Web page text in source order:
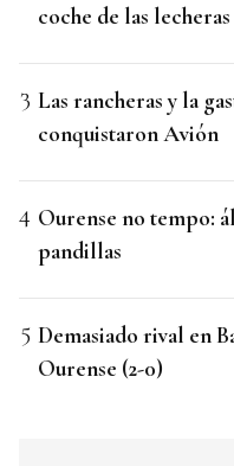
coche de las lecheras
Las rancheras y la
conquistaron Avión
Ourense no tempo:
pandillas
Demasiado rival en
Ourense (2-0)